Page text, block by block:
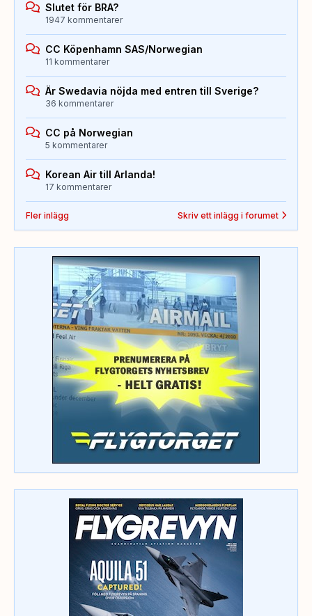
Slutet för BRA?
1947 kommentarer
CC Köpenhamn SAS/Norwegian
11 kommentarer
Är Swedavia nöjda med entren till Sverige?
36 kommentarer
CC på Norwegian
5 kommentarer
Korean Air till Arlanda!
17 kommentarer
Fler inlägg Skriv ett inlägg i forumet